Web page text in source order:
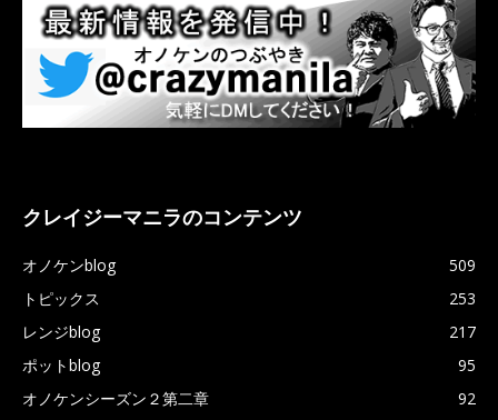
クレイジーマニラのコンテンツ
オノケンblog
509
トピックス
253
レンジblog
217
ポットblog
95
オノケンシーズン２第二章
92